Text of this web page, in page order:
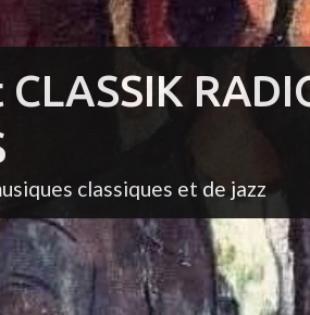
classiques et de jazz